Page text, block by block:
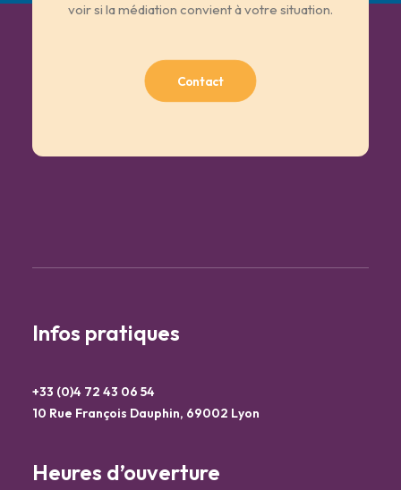
voir si la médiation convient à votre situation.
Contact
Infos pratiques
+33 (0)4 72 43 06 54
10 Rue François Dauphin, 69002 Lyon
Heures d’ouverture